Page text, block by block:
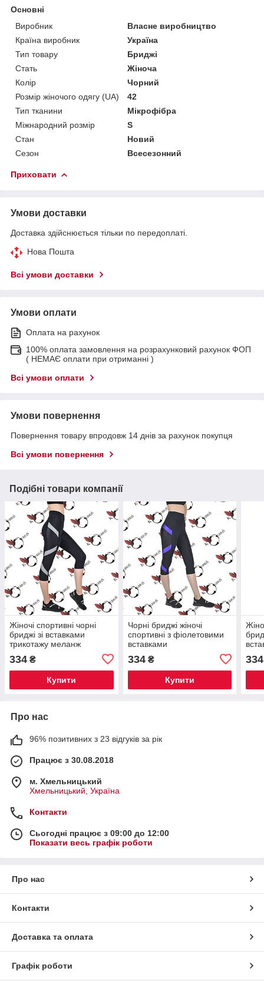
Основні
Виробник
Власне виробництво
Країна виробник
Україна
Тип товару
Бриджі
Стать
Жіноча
Колір
Чорний
Розмір жіночого одягу (UA)
42
Тип тканини
Мікрофібра
Міжнародний розмір
S
Стан
Новий
Сезон
Всесезонний
Приховати
Умови доставки
Доставка здійснюється тільки по передоплаті.
Нова Пошта
Всі умови доставки
Умови оплати
Оплата на рахунок
100% оплата замовлення на розрахунковий рахунок ФОП
( НЕМАЄ оплати при отриманні )
Всі умови оплати
Умови повернення
Повернення товару впродовж 14 днів за рахунок покупця
Всі умови повернення
Подібні товари компанії
Жіночі спортивні чорні
бриджі зі вставками
трикотажу меланж
334 ₴
Купити
Чорні бриджі жіночі
спортивні з фіолетовими
вставками
334₴
Купити
334
Про нас
96% позитивних з 23 відгуків за рік
Працює з 30.08.2018
м. Хмельницький
Хмельницький, Україна
Контакти
Сьогодні працює з 09:00 до 12:00
Показати весь графік роботи
Про нас
Контакти
Доставка та оплата
Графік роботи